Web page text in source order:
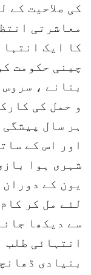
کی صلاحیت کے
معاشرتی
کا ایک
چینی حکومت
بنانے ،
و حمل کی
ہر سال
اور اس کے
شہری ہوا
یون کے
لئے مل کر
سے دیکھا
انتہائی طلب
بنیادی